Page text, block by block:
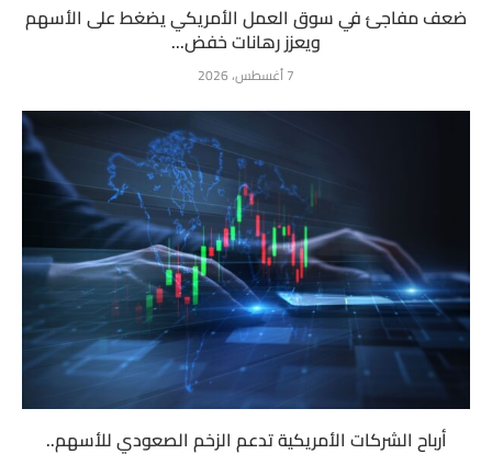
ضعف مفاجئ في سوق العمل الأمريكي يضغط على الأسهم
ويعزز رهانات خفض...
7 أغسطس، 2026
أرباح الشركات الأمريكية تدعم الزخم الصعودي للأسهم..